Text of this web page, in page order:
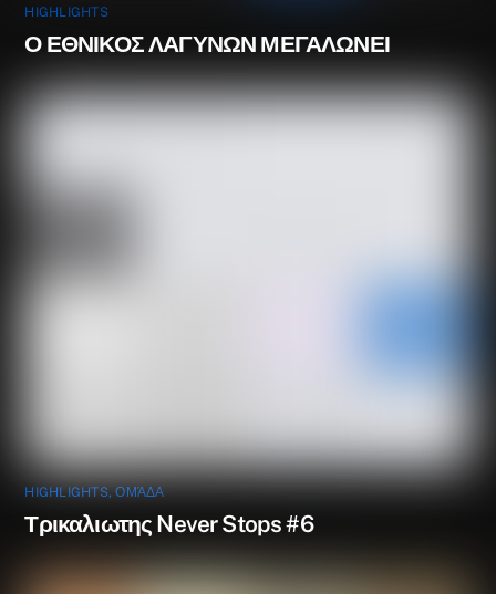
HIGHLIGHTS
Ο ΕΘΝΙΚΟΣ ΛΑΓΥΝΩΝ ΜΕΓΑΛΩΝΕΙ
HIGHLIGHTS,ΟΜΆΔΑ
Τρικαλιωτης Never Stops #6